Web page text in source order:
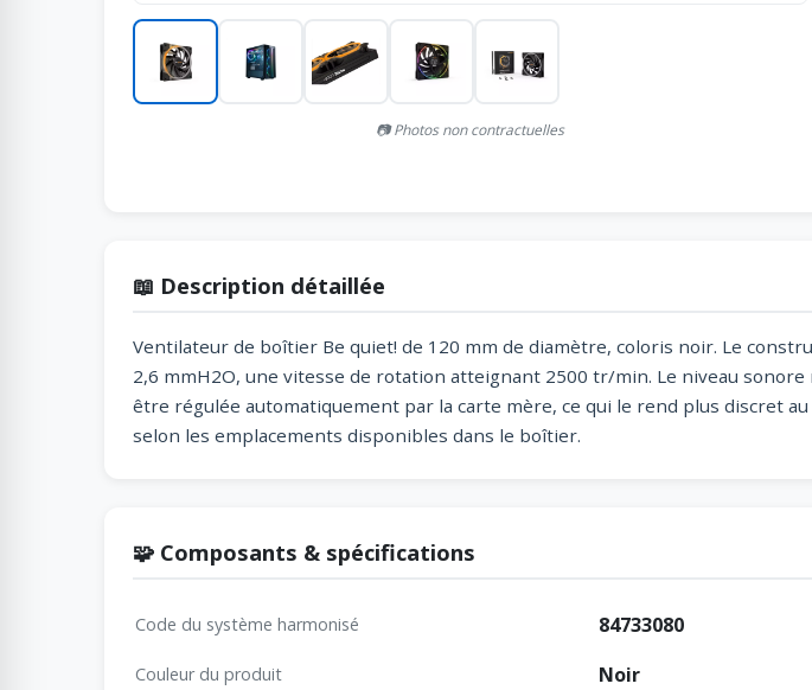
📷 Photos non contractuelles
📖 Description détaillée
Ventilateur de boîtier Be quiet! de 120 mm de diamètre, coloris noir. Le
2,6 mmH2O, une vitesse de rotation atteignant 2500 tr/min. Le niveau
être régulée automatiquement par la carte mère, ce qui le rend plus discret
selon les emplacements disponibles dans le boîtier.
🧩 Composants & spécifications
Code du système harmonisé 84733080
Couleur du produit Noir